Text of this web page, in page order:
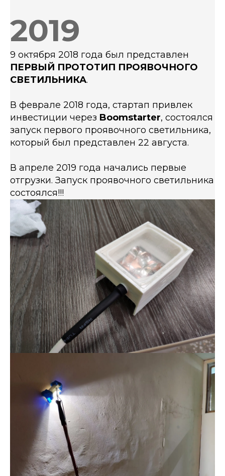
2019
9 октября 2018 года был представлен
ПЕРВЫЙ ПРОТОТИП ПРОЯВОЧНОГО
СВЕТИЛЬНИКА.
В феврале 2018 года, стартап привлек
инвестиции через Boomstarter, состоялся
запуск первого проявочного светильника,
который был представлен 22 августа.
В апреле 2019 года начались первые
отгрузки. Запуск проявочного светильника
состоялся!!!